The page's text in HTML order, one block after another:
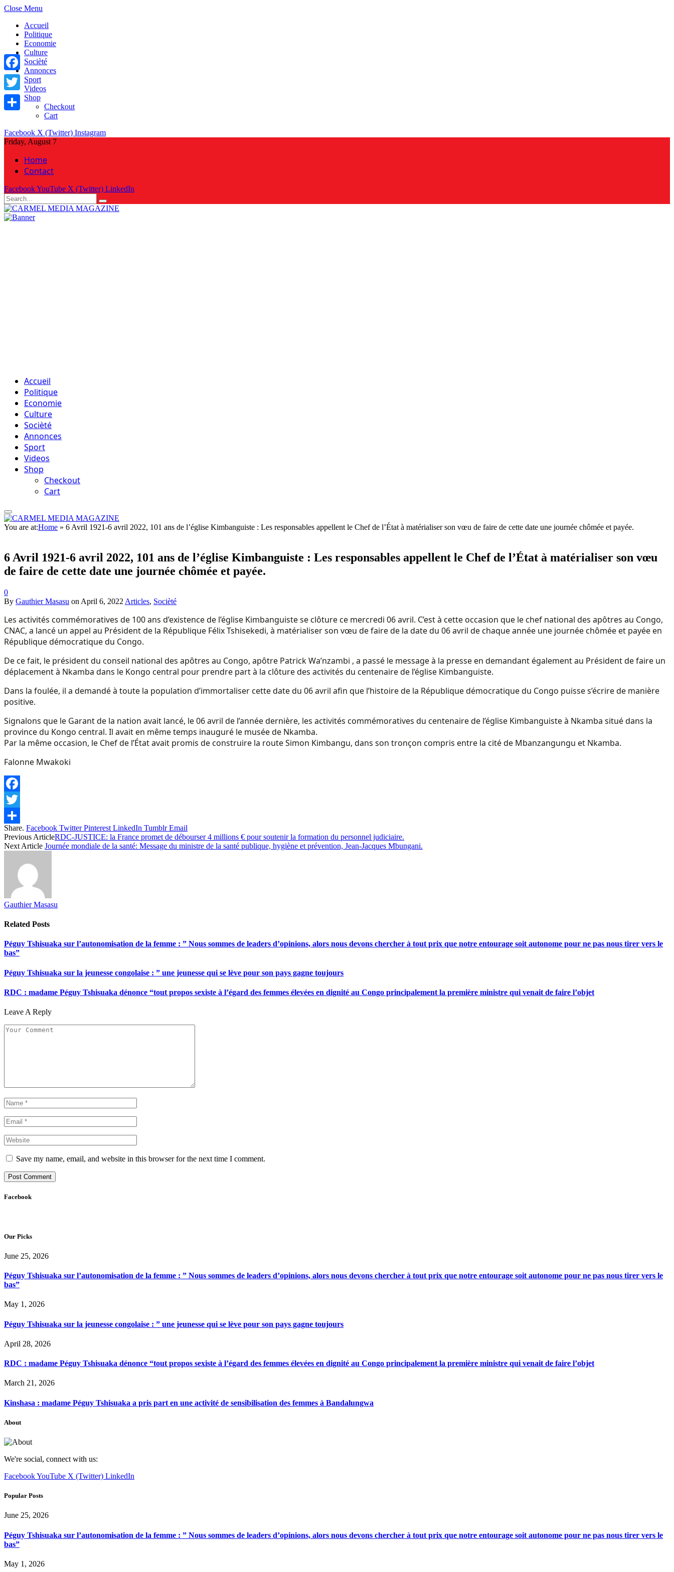
Close Menu
Accueil
Politique
Economie
Culture
Socièté
Annonces
Sport
Videos
Shop
Checkout
Cart
Facebook X (Twitter) Instagram
Friday, August 7
Home
Contact
FacebookYouTube X (Twitter) LinkedIn
Accueil
Politique
Economie
Culture
Socièté
Annonces
Sport
Videos
Shop
Checkout
Cart
You are at:Home » 6 Avril 1921-6 avril 2022, 101 ans de l’église Kimbanguiste : Les responsables appellent le Chef de l’État à matérialiser son vœu de faire de cette date une journée chômée et payée.
6 Avril 1921-6 avril 2022, 101 ans de l’église Kimbanguiste : Les responsables appellent le Chef de l’État à matérialiser son vœu
de faire de cette date une journée chômée et payée.
0
By Gauthier Masasu on April 6, 2022 Articles, Socièté
Les activités commémoratives de 100 ans d’existence de l’église Kimbanguiste se clôture ce mercredi 06 avril. C’est à cette occasion que le chef national des apôtres au Congo,
CNAC, a lancé un appel au Président de la République Félix Tshisekedi, à matérialiser son vœu de faire de la date du 06 avril de chaque année une journée chômée et payée en
République démocratique du Congo.
De ce fait, le président du conseil national des apôtres au Congo, apôtre Patrick Wa’nzambi , a passé le message à la presse en demandant également au Président de faire un
déplacement à Nkamba dans le Kongo central pour prendre part à la clôture des activités du centenaire de l’église Kimbanguiste.
Dans la foulée, il a demandé à toute la population d’immortaliser cette date du 06 avril afin que l’histoire de la République démocratique du Congo puisse s’écrire de manière
positive.
Signalons que le Garant de la nation avait lancé, le 06 avril de l’année dernière, les activités commémoratives du centenaire de l’église Kimbanguiste à Nkamba situé dans la
province du Kongo central. Il avait en même temps inauguré le musée de Nkamba.
Par la même occasion, le Chef de l’État avait promis de construire la route Simon Kimbangu, dans son tronçon compris entre la cité de Mbanzangungu et Nkamba.
Falonne Mwakoki
Facebook
Twitter
Share
Share. Facebook Twitter Pinterest LinkedIn Tumblr Email
Previous ArticleRDC-JUSTICE: la France promet de débourser 4 millions € pour soutenir la formation du personnel judiciaire.
Next Article Journée mondiale de la santé: Message du ministre de la santé publique, hygiène et prévention, Jean-Jacques Mbungani.
Gauthier Masasu
Related Posts
Péguy Tshisuaka sur l’autonomisation de la femme : ” Nous sommes de leaders d’opinions, alors nous devons chercher à tout prix que notre entourage soit autonome pour ne pas nous tirer vers le
bas”
Péguy Tshisuaka sur la jeunesse congolaise : ” une jeunesse qui se lève pour son pays gagne toujours
RDC : madame Péguy Tshisuaka dénonce “tout propos sexiste à l’égard des femmes élevées en dignité au Congo principalement la première ministre qui venait de faire l’objet
Leave A Reply
Save my name, email, and website in this browser for the next time I comment.
Facebook
Our Picks
June 25, 2026
Péguy Tshisuaka sur l’autonomisation de la femme : ” Nous sommes de leaders d’opinions, alors nous devons chercher à tout prix que notre entourage soit autonome pour ne pas nous tirer vers le
bas”
May 1, 2026
Péguy Tshisuaka sur la jeunesse congolaise : ” une jeunesse qui se lève pour son pays gagne toujours
April 28, 2026
RDC : madame Péguy Tshisuaka dénonce “tout propos sexiste à l’égard des femmes élevées en dignité au Congo principalement la première ministre qui venait de faire l’objet
March 21, 2026
Kinshasa : madame Péguy Tshisuaka a pris part en une activité de sensibilisation des femmes à Bandalungwa
About
We're social, connect with us:
FacebookYouTube X (Twitter) LinkedIn
Popular Posts
June 25, 2026
Péguy Tshisuaka sur l’autonomisation de la femme : ” Nous sommes de leaders d’opinions, alors nous devons chercher à tout prix que notre entourage soit autonome pour ne pas nous tirer vers le
bas”
May 1, 2026
Facebook
Twitter